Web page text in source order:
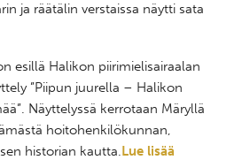
ja räätälin verstaissa näytti sata
esillä Halikon piirimielisairaalan
”Piipun juurella – Halikon
Näyttelyssä kerrotaan Märyllä
hoitohenkilökunnan,
historian kautta. Lue lisää